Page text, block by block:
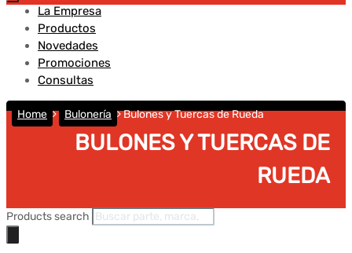
La Empresa
Productos
Novedades
Promociones
Consultas
Home Bulonería Bulones y Tuercas de Rueda
BULONES Y TUERCAS DE
RUEDA
Products search